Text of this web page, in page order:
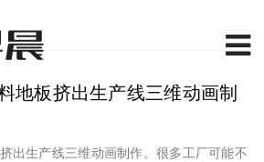
地板挤出生产线三维动画制
出生产线三维动画制作。很多工厂可能不